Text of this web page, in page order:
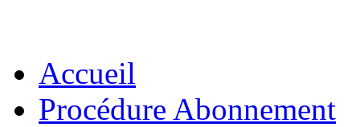
Accueil
Procédure Abonnement